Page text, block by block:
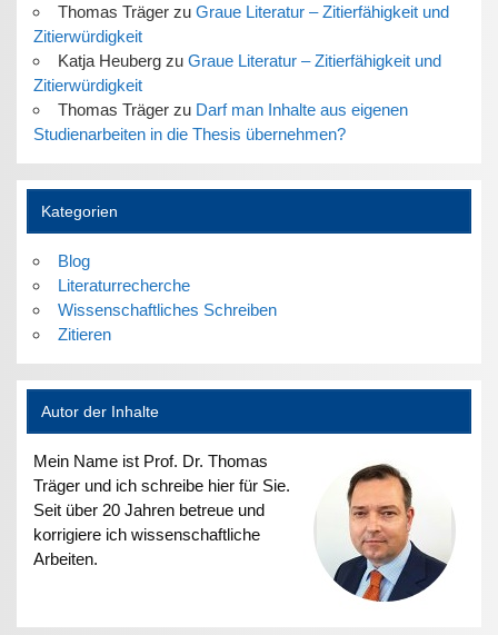
Thomas Trägerzu Graue Literatur – Zitierfähigkeit und
Zitierwürdigkeit
Katja Heubergzu Graue Literatur – Zitierfähigkeit und
Zitierwürdigkeit
Thomas Trägerzu Darf man Inhalte aus eigenen
Studienarbeiten in die Thesis übernehmen?
Kategorien
Blog
Literaturrecherche
Wissenschaftliches Schreiben
Zitieren
Autor der Inhalte
Mein Name ist Prof. Dr. Thomas
Träger und ich schreibe hier für Sie.
Seit über 20 Jahren betreue und
korrigiere ich wissenschaftliche
Arbeiten.